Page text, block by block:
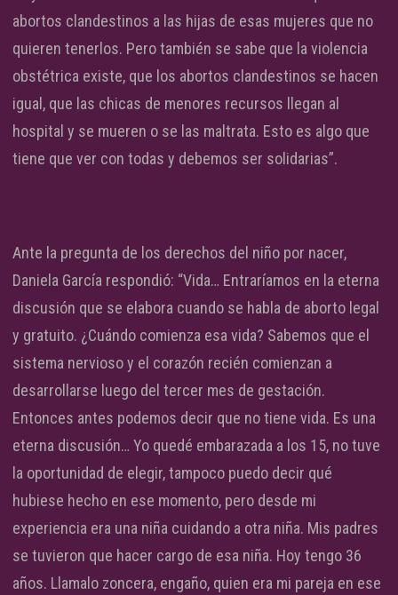
abortos clandestinos a las hijas de esas mujeres que no
quieren tenerlos. Pero también se sabe que la violencia
obstétrica existe, que los abortos clandestinos se hacen
igual, que las chicas de menores recursos llegan al
hospital y se mueren o se las maltrata. Esto es algo que
tiene que ver con todas y debemos ser solidarias”.
Ante la pregunta de los derechos del niño por nacer,
Daniela García respondió: “Vida… Entraríamos en la eterna
discusión que se elabora cuando se habla de aborto legal
y gratuito. ¿Cuándo comienza esa vida? Sabemos que el
sistema nervioso y el corazón recién comienzan a
desarrollarse luego del tercer mes de gestación.
Entonces antes podemos decir que no tiene vida. Es una
eterna discusión… Yo quedé embarazada a los 15, no tuve
la oportunidad de elegir, tampoco puedo decir qué
hubiese hecho en ese momento, pero desde mi
experiencia era una niña cuidando a otra niña. Mis padres
se tuvieron que hacer cargo de esa niña. Hoy tengo 36
años. Llamalo zoncera, engaño, quien era mi pareja en ese